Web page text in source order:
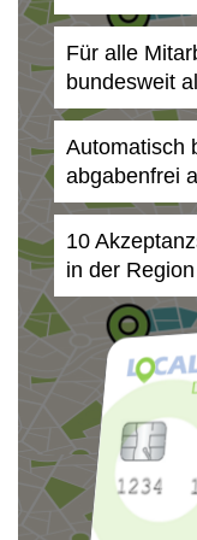
Für alle
bundesweit
Automatisch
abgabenfrei
10
in der Region